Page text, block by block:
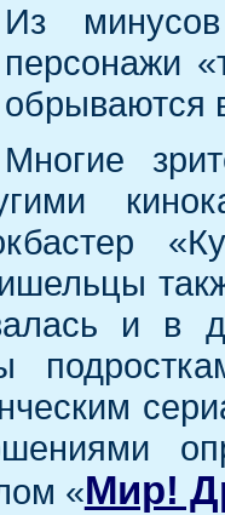
Из
персонажи
обрываются
Многие
и в
«Мир!